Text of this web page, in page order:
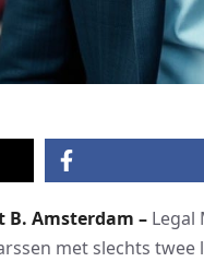
Amsterdam – Legal
met slechts